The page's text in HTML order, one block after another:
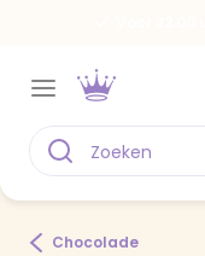
Chocolade